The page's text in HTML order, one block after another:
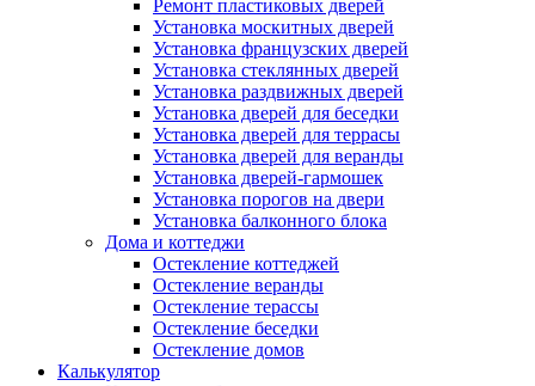
Ремонт пластиковых дверей
Установка москитных дверей
Установка французских дверей
Установка стеклянных дверей
Установка раздвижных дверей
Установка дверей для беседки
Установка дверей для террасы
Установка дверей для веранды
Установка дверей-гармошек
Установка порогов на двери
Установка балконного блока
Дома и коттеджи
Остекление коттеджей
Остекление веранды
Остекление терассы
Остекление беседки
Остекление домов
Калькулятор